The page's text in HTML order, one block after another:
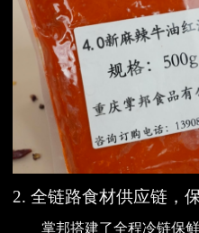
2. 全链路食材供应链，
掌邦搭建了全程冷链保